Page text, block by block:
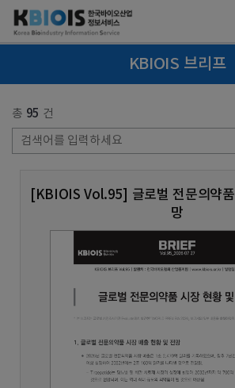
KBIOIS 브리프
총 95 건
[KBIOIS Vol.95] 글로벌 전문의약
망